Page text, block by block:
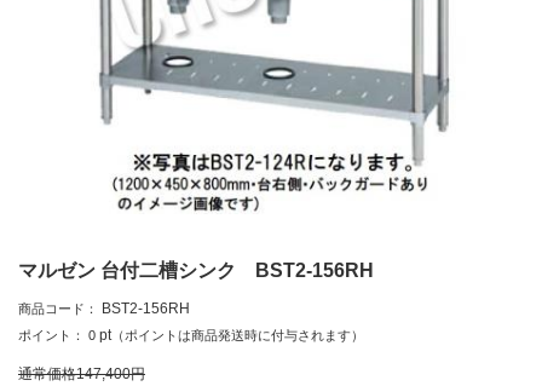
マルゼン 台付二槽シンク BST2-156RH
商品コード： BST2-156RH
ポイント： 0 pt （ポイントは商品発送時に付与されます）
通常価格147,400円